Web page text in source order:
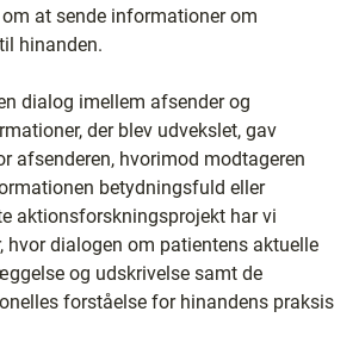
at sende informationer om
hinanden.
dialog imellem afsender og
der blev udvekslet, gav
afsenderen, hvorimod modtageren
betydningsfuld eller
aktionsforskningsprojekt har vi
hvor dialogen om patientens aktuelle
og udskrivelse samt de
forståelse for hinandens praksis